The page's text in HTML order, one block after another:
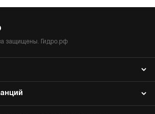
защищены. Гидро.рф